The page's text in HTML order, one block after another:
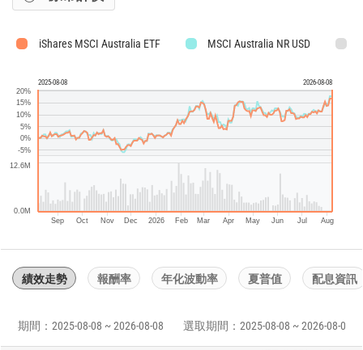
iShares MSCI Australia ETF MSCI Australia NR USD
2025-08-08 2026-08-08
Sep Oct Nov Dec 2026 Feb Mar Apr May Jun Jul Aug
0.0M
12.6M
-5%
0%
5%
10%
15%
20%
績效走勢 報酬率 年化波動率 夏普值 配息資訊
期間：2025-08-08 ~ 2026-08-08 選取期間：2025-08-08 ~ 2026-08-08